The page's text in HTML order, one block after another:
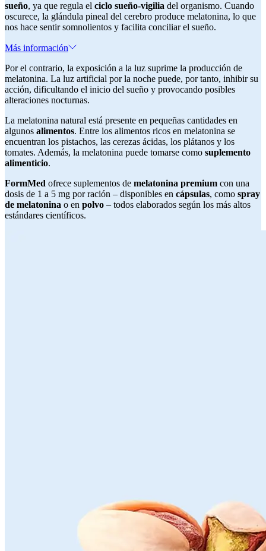
sueño, ya que regula el ciclo sueño-vigilia del organismo. Cuando
oscurece, la glándula pineal del cerebro produce melatonina, lo que
nos hace sentir somnolientos y facilita conciliar el sueño.
Más información
Por el contrario, la exposición a la luz suprime la producción de
melatonina. La luz artificial por la noche puede, por tanto, inhibir su
acción, dificultando el inicio del sueño y provocando posibles
alteraciones nocturnas.
La melatonina natural está presente en pequeñas cantidades en
algunos alimentos. Entre los alimentos ricos en melatonina se
encuentran los pistachos, las cerezas ácidas, los plátanos y los
tomates. Además, la melatonina puede tomarse como suplemento
alimenticio.
FormMed ofrece suplementos de melatonina premium con una
dosis de 1 a 5 mg por ración – disponibles en cápsulas, como spray
de melatonina o en polvo – todos elaborados según los más altos
estándares científicos.